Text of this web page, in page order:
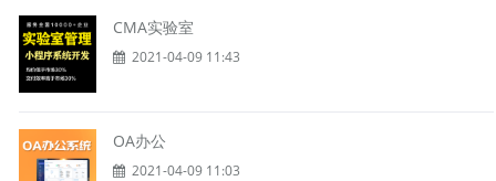
CMA实验室
2021-04-09 11:43
OA办公
2021-04-09 11:03